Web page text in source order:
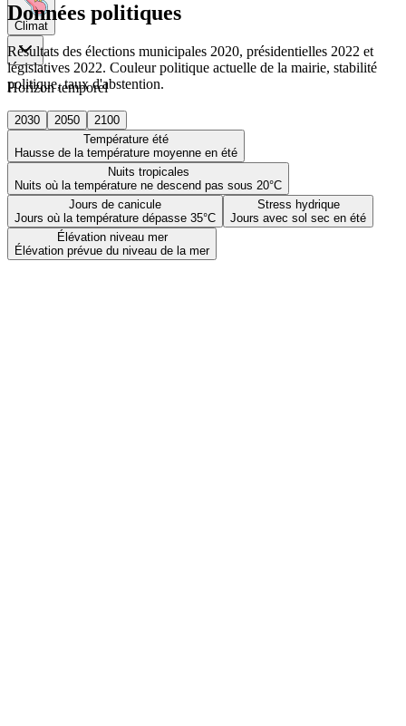
Climat
Horizon temporel
2030 2050
2100
Température été
Hausse de la température moyenne en été
Nuits tropicales
Nuits où la température ne descend pas sous 20°C
Jours de canicule
Jours où la température dépasse 35°C
Stress hydrique
Jours avec sol sec en été
Élévation niveau mer
Élévation prévue du niveau de la mer
Données politiques
Résultats des élections municipales 2020, présidentielles 2022 et
législatives 2022. Couleur politique actuelle de la mairie, stabilité
politique, taux d'abstention.